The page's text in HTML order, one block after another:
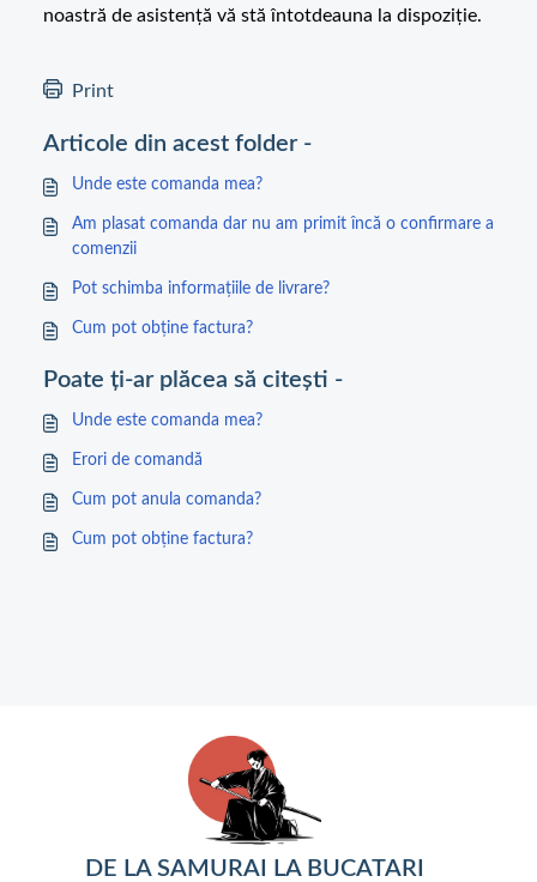
noastră de asistență vă stă întotdeauna la dispoziție.
Print
Articole din acest folder -
Unde este comanda mea?
Am plasat comanda dar nu am primit încă o confirmare a
comenzii
Pot schimba informațiile de livrare?
Cum pot obține factura?
Poate ți-ar plăcea să citești -
Unde este comanda mea?
Erori de comandă
Cum pot anula comanda?
Cum pot obține factura?
DE LA SAMURAI LA BUCATARI